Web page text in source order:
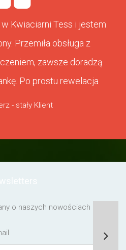
Kwiaciarni Tess i jestem
Przemiła obsługa z
zawsze doradzą
Po prostu rewelacja
- stały Klient
o naszych nowościach lub o